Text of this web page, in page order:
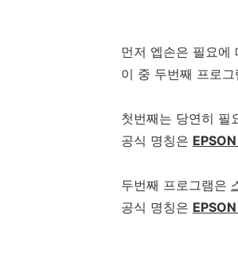
먼저 엡손은 필요에
이 중 두번째 프로
첫번째는 당연히 필
공식 명칭은
두번째 프로그램은
공식 명칭은